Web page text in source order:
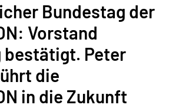
Bundestag der
Vorstand
Peter
die
in die Zukunft